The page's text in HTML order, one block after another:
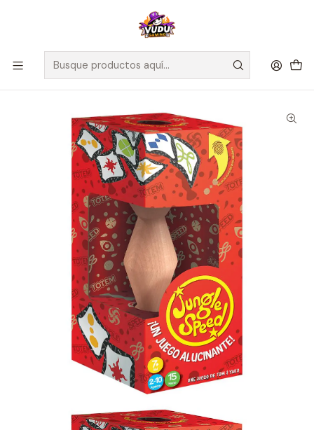
🚀 ¡Despachamos a todo Chile! Envío GRATIS a Regiones sobre
$100.000 y a RM sobre $35.000
Inicio Juegos de Mesa Competitivos
Jungle Speed Eco - Español